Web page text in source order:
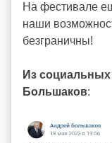
На фестивале
наши
безграничны!
Из социальных
Большаков: